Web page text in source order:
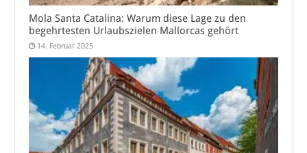
Mola Santa Catalina: Warum diese Lage zu den
begehrtesten Urlaubszielen Mallorcas gehört
14. Februar 2025